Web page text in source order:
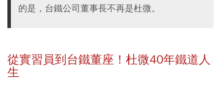
的是，台鐵公司董事長不再是杜微。
從實習員到台鐵董座！杜微40年鐵道人
生